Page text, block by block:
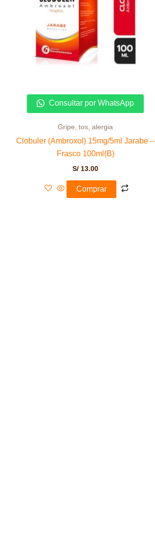
Consultar por WhatsApp
Gripe, tos, alergia
Clobuler (Ambroxol) 15mg/5ml Jarabe –
Frasco 100ml(B)
S/ 13.00
Comprar